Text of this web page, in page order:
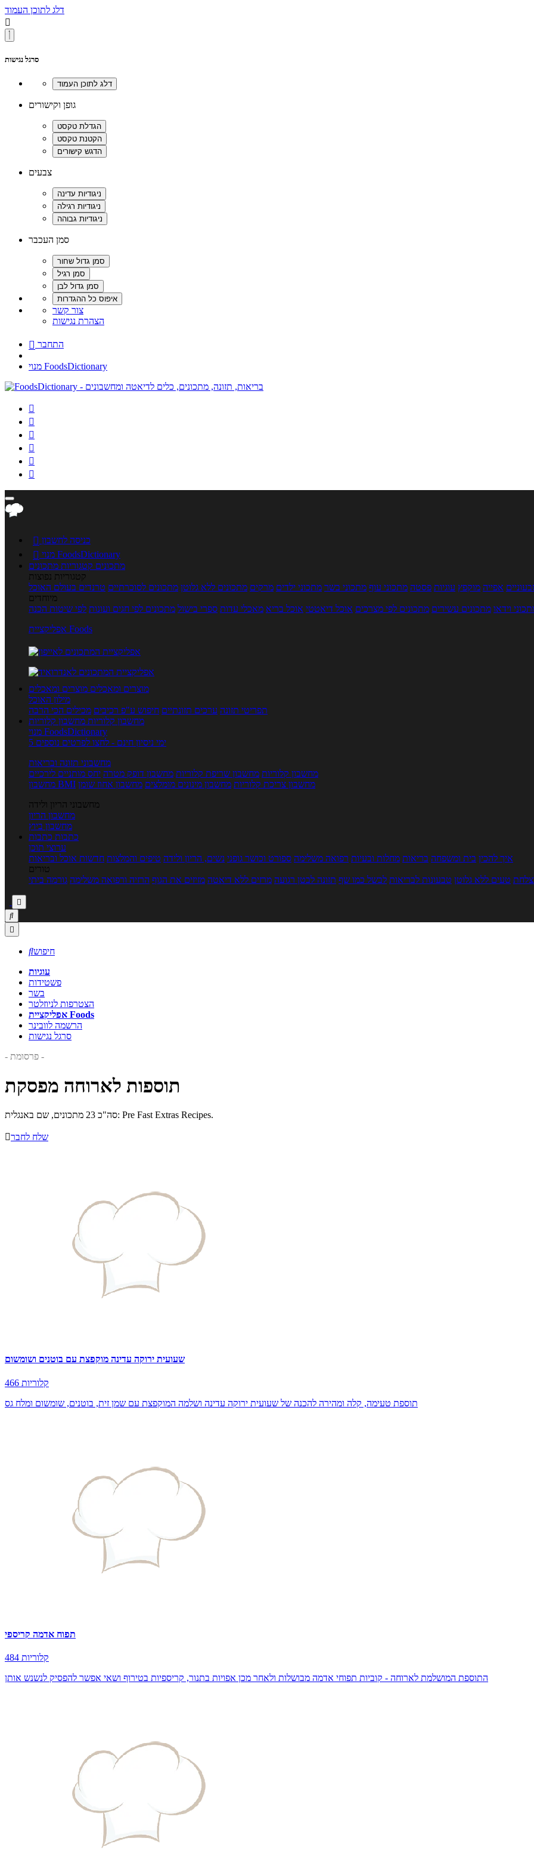
דלג לתוכן העמוד

סרגל נגישות
גופן וקישורים
צבעים
סמן העכבר
צור קשר
הצהרת נגישות
 התחבר
מנוי FoodsDictionary






 כניסה לחשבון

מנוי FoodsDictionary
מתכונים קטגוריות מתכונים
קטגוריות נפוצות
אפייה מוקפץ עוגיות פסטה מתכוני עוף מתכוני בשר מתכוני ילדים מרקים מתכונים ללא גלוטן מתכונים לסוכרתיים טרנדים בעולם האוכל
מיוחדים
וידאו מתכונים עשירים מתכונים לפי מצרכים אוכל דיאטטי אוכל בריא מאכלי עדות ספרי בישול מתכונים לפי חגים ועונות לפי שיטות הכנה
אפליקציית Foods
מוצרים ומאכלים מוצרים ומאכלים
מילון האוכל
תפריטי תזונה ערכים תזונתיים חיפוש ע"פ רכיבים מכילים הכי הרבה
מחשבון קלוריות מחשבון קלוריות
מנוי FoodsDictionary
5 ימי ניסיון חינם - לחצו לפרטים נוספים
מחשבוני תזונה ובריאות
מחשבון קלוריות מחשבון שריפת קלוריות מחשבון דופק מטרה יחס מותניים לירכיים
מחשבון BMI
מחשבון צריכת קלוריות מחשבון מינונים מומלצים מחשבון אחוז שומן
מחשבוני הריון ולידה
מחשבון הריון
מחשבון ביוץ
כתבות כתבות
ערוצי תוכן
איך להכין בית ומשפחה בריאות מחלות ובעיות רפואה משלימה ספורט וכושר גופני נשים, הריון ולידה טיפים והמלצות חדשות אוכל ובריאות
טורים
טעים ללא גלוטן טבעונות לבריאות לבשל כמו שף תזונה לבטן רגועה מרזים ללא דיאטה מזיזים את הגוף הרזיה ורפואה משלימה גורמה ביתי



חיפוש
עוגיות
פשטידות
בשר
הצטרפות לניוזלטר
אפליקציית Foods
הרשמה לוובינר
סרגל נגישות
- פרסומת -
תוספות לארוחה מפסקת
סה"כ 23 מתכונים, שם באנגלית: Pre Fast Extras Recipes.
שלח לחבר
שעועית ירוקה עדינה מוקפצת עם בוטנים ושומשום
466 קלוריות
תוספת טעימה, קלה ומהירה להכנה של שעועית ירוקה עדינה ושלמה המוקפצת עם שמן זית, בוטנים, שומשום ומלח גס
תפוח אדמה קריספי
484 קלוריות
התוספת המושלמת לארוחה - קוביות תפוחי אדמה מבושלות ולאחר מכן אפויות בתנור, קריספיות בטירוף ושאי אפשר להפסיק לנשנש אותן